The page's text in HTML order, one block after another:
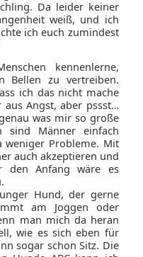
Da leider keiner
weiß, und ich
ich euch zumindest
kennenlerne,
Bellen zu vertreiben.
ich das nicht mache
Angst, aber pssst…
was mir so große
Männer einfach
weniger Probleme. Mit
auch akzeptieren und
den Anfang wäre es
Hund, der gerne
am Joggen oder
man mich da heran
wie es sich eben für
sogar schon Sitz. Die